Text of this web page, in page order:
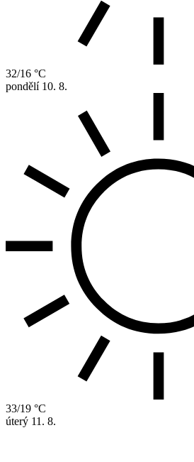
32/16 °C
pondělí 10. 8.
33/19 °C
úterý 11. 8.